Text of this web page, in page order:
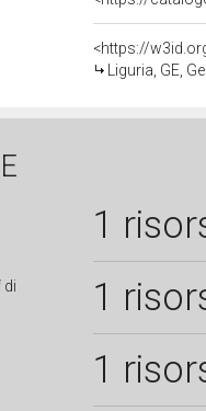
<https://
Liguria, GE,
1
di 1
1